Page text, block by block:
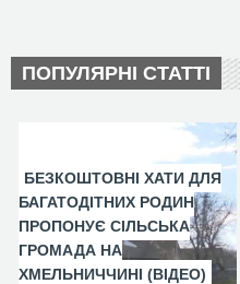
ПОПУЛЯРНІ СТАТТІ
БЕЗКОШТОВНІ ХАТИ ДЛЯ
БАГАТОДІТНИХ РОДИН
ПРОПОНУЄ СІЛЬСЬКА
ГРОМАДА НА
ХМЕЛЬНИЧЧИНІ (ВІДЕО)